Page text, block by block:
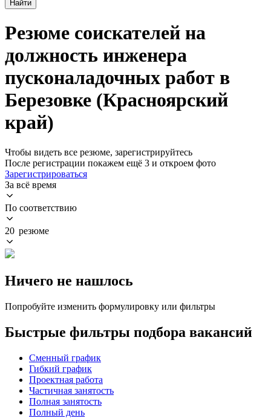
Найти
Резюме соискателей на
должность инженера
пусконаладочных работ в
Березовке (Красноярский
край)
Чтобы видеть все резюме, зарегистрируйтесь
После регистрации покажем ещё 3 и откроем фото
Зарегистрироваться
За всё время
По соответствию
20 резюме
Ничего не нашлось
Попробуйте изменить формулировку или фильтры
Быстрые фильтры подбора вакансий
Сменный график
Гибкий график
Проектная работа
Частичная занятость
Полная занятость
Полный день